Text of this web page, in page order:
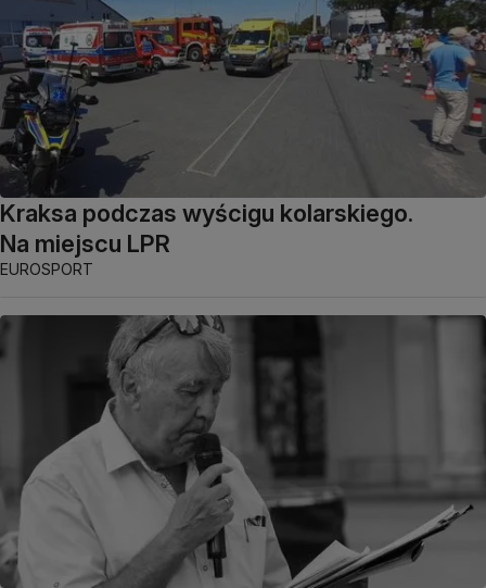
Kraksa podczas wyścigu kolarskiego.
Na miejscu LPR
EUROSPORT